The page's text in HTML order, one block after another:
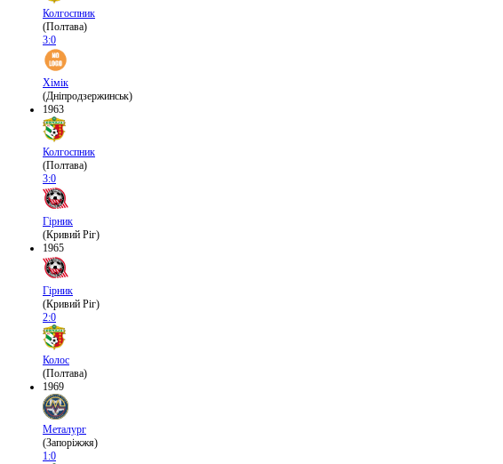
Колгоспник
(Полтава)
3:0
Хімік
(Дніпродзержинськ)
1963
Колгоспник
(Полтава)
3:0
Гірник
(Кривий Ріг)
1965
Гірник
(Кривий Ріг)
2:0
Колос
(Полтава)
1969
Металург
(Запоріжжя)
1:0